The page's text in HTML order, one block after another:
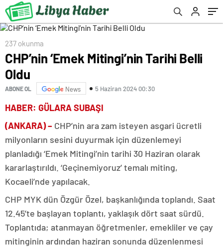
237 okunma
CHP’nin ‘Emek Mitingi’nin Tarihi Belli
Oldu
ABONE OL News 5 Haziran 2024 00:30
HABER: GÜLARA SUBAŞI
(ANKARA) – CHP’nin ara zam isteyen asgari ücretli
milyonların sesini duyurmak için düzenlemeyi
planladığı ‘Emek Mitingi’nin tarihi 30 Haziran olarak
kararlaştırıldı. ‘Geçinemiyoruz’ temalı miting,
Kocaeli’nde yapılacak.
CHP MYK dün Özgür Özel, başkanlığında toplandı. Saat
12.45’te başlayan toplantı, yaklaşık dört saat sürdü.
Toplantıda; atanmayan öğretmenler, emekliler ve çay
mitinginin ardından haziran sonunda düzenlenmesi